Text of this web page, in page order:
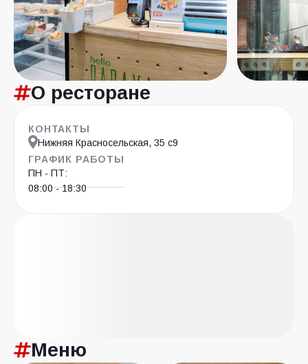
О ресторане
КОНТАКТЫ
Нижняя Красносельская, 35 с9
ГРАФИК РАБОТЫ
ПН - ПТ:
08:00 - 18:30
Меню